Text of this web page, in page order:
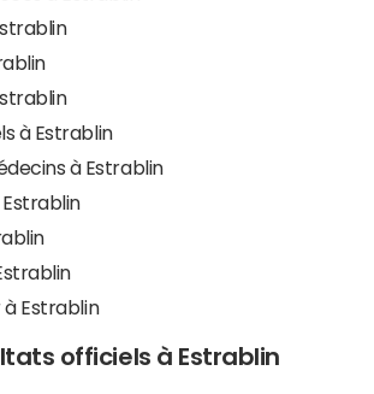
à Estrablin
à Estrablin
à Estrablin
officiels à Estrablin